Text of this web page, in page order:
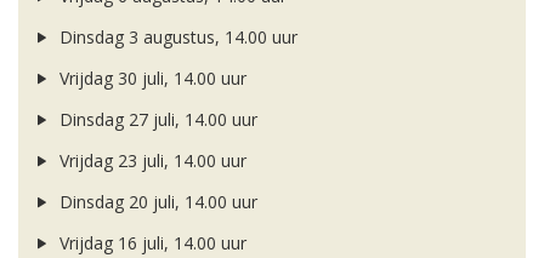
Dinsdag 3 augustus, 14.00 uur
Vrijdag 30 juli, 14.00 uur
Dinsdag 27 juli, 14.00 uur
Vrijdag 23 juli, 14.00 uur
Dinsdag 20 juli, 14.00 uur
Vrijdag 16 juli, 14.00 uur